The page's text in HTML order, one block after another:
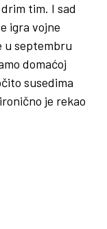
tim. I sad
igra vojne
u septembru
domaćoj
susedima
je rekao